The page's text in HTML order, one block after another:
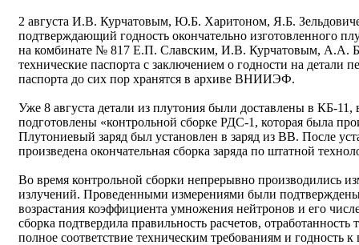
2 августа И.В. Курчатовым, Ю.Б. Харитоном, Я.Б.
подтверждающий годность окончательно изготовленного
на комбинате № 817 Е.П. Славским, И.В. Курчатовым, А.А.
технические паспорта с заключением о годности на детали
паспорта до сих пор хранятся в архиве ВНИИЭФ.
Уже 8 августа детали из плутония были доставлены в КБ-
подготовлены «контрольной сборке РДС-1, которая была
Плутониевый заряд был установлен в заряд из ВВ. После
произведена окончательная сборка заряда по штатной
Во время контрольной сборки непрерывно производились
излучений. Проведенными измерениями были
возрастания коэффициента умножения нейтронов и его
сборка подтвердила правильность расчетов, отработанность
полное соответствие техническим требованиям и